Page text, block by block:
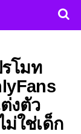
โมท
งตัว
ม่ใช่เด็ก